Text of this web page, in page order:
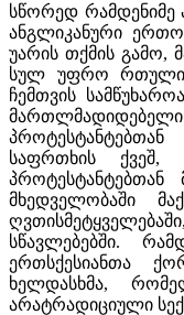
სწორედ რამდენიმე
ანგლიკანური
უარის თქმის გამო,
სულ უფრო რთული
ჩემთვის
საფრთხის
პროტესტანტებთან
მხედველობაში
სწავლებებში.
ერთსქესიანთა
ხელდასხმა,
არატრადიციული